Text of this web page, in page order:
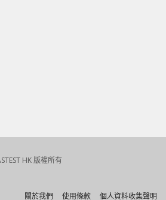
HK 版權所有
關於我們 使用條款 個人資料收集聲明